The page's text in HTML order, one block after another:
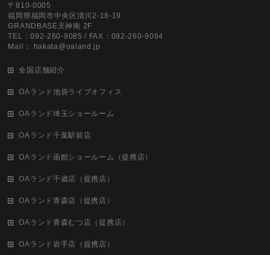
〒810-0005
福岡県福岡市中央区清川2-18-19
GRANDBASE天神南 2F
TEL：092-260-9085 / FAX：092-260-9084
Mail： hakata@oaland.jp
全国店舗紹介
OAランド池袋ライブオフィス
OAランド埼玉ショールーム
OAランド千葉駅前店
OAランド函館ショールーム（提携店）
OAランド千歳店（提携店）
OAランド青森店（提携店）
OAランド青森むつ店（提携店）
OAランド岩手店（提携店）